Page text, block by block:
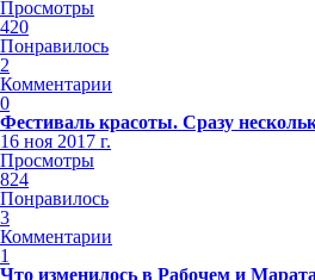
Просмотры
420
Понравилось
2
Комментарии
0
Фестиваль красоты. Сразу
16 ноя 2017 г.
Просмотры
824
Понравилось
3
Комментарии
1
Что изменилось в Рабочем и